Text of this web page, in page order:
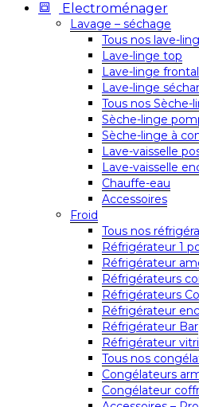
Electroménager
Lavage – séchage
Tous nos lave-
Lave-linge top
Lave-linge frontal
Lave-linge
Tous nos Sèche-
Sèche-linge
Sèche-linge à
Lave-vaisselle
Lave-vaisselle
Chauffe-eau
Accessoires
Froid
Tous nos
Réfrigérateur 1
Réfrigérateur
Réfrigérateurs
Réfrigérateurs
Réfrigérateur
Réfrigérateur Bar
Réfrigérateur
Tous nos
Congélateurs
Congélateur